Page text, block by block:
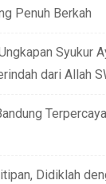
Penuh Berkah
Syukur
dari Allah
Terpercaya |
Didiklah